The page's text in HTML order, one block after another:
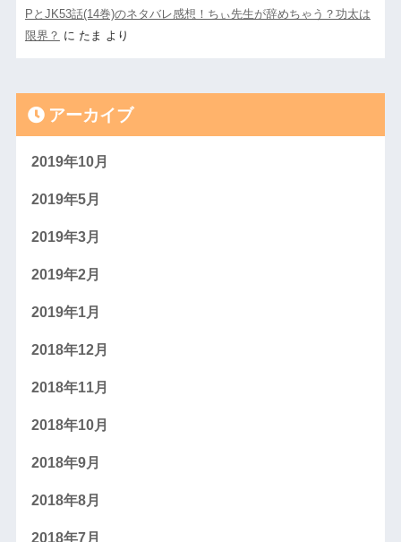
PとJK53話(14巻)のネタバレ感想！ちぃ先生が辞めちゃう？功太は
限界？ に たま より
アーカイブ
2019年10月
2019年5月
2019年3月
2019年2月
2019年1月
2018年12月
2018年11月
2018年10月
2018年9月
2018年8月
2018年7月